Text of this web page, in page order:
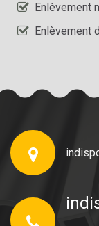
Enlèvement
Enlèvement